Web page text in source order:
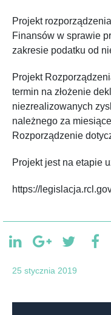
Projekt
Finansów w sprawie
zakresie podatku od
Projekt
termin na złożenie
niezrealizowanych
należnego za
Rozporządzenie
Projekt jest na etapie
https://
25 stycznia 2019